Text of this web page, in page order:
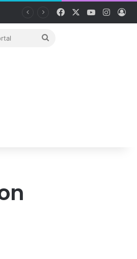
Facebook YouTube
Pretražite